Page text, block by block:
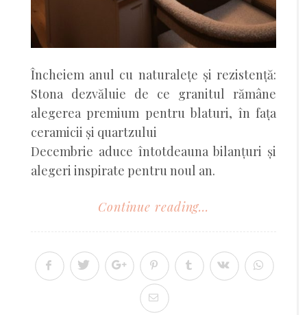
Încheiem anul cu naturalețe și rezistență:
Stona dezvăluie de ce granitul rămâne
alegerea premium pentru blaturi, în fața
ceramicii și quartzului
Decembrie aduce întotdeauna bilanțuri și
alegeri inspirate pentru noul an.
Continue reading...